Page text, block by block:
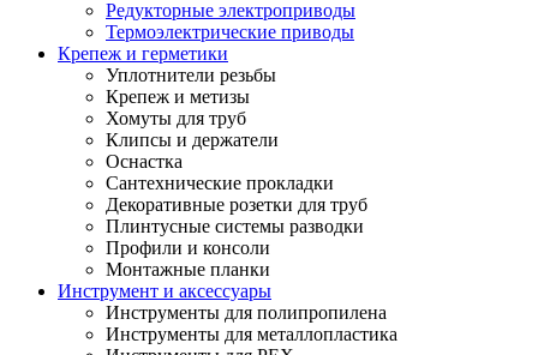
Редукторные электроприводы
Термоэлектрические приводы
Крепеж и герметики
Уплотнители резьбы
Крепеж и метизы
Хомуты для труб
Клипсы и держатели
Оснастка
Сантехнические прокладки
Декоративные розетки для труб
Плинтусные системы разводки
Профили и консоли
Монтажные планки
Инструмент и аксессуары
Инструменты для полипропилена
Инструменты для металлопластика